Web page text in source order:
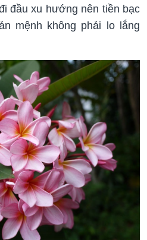
đầu xu hướng nên tiền bạc
mệnh không phải lo lắng